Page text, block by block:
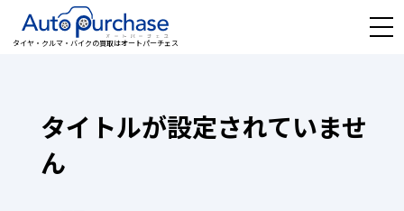
タイヤ・クルマ・バイクの買取はオートパーチェス
タイトルが設定されていませ
ん